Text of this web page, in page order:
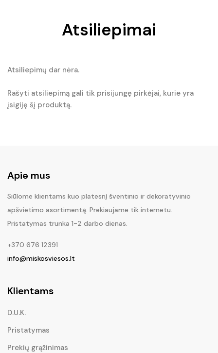
Atsiliepimai
Atsiliepimų dar nėra.
Rašyti atsiliepimą gali tik prisijungę pirkėjai, kurie yra
įsigiję šį produktą.
Apie mus
Siūlome klientams kuo platesnį šventinio ir dekoratyvinio
apšvietimo asortimentą. Prekiaujame tik internetu.
Pristatymas trunka 1-2 darbo dienas.
+370 676 12391
info@miskosviesos.lt
Klientams
D.U.K.
Pristatymas
Prekių grąžinimas